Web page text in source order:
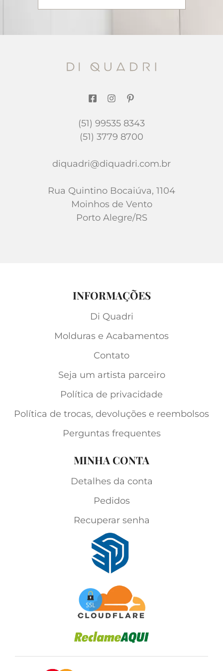
(51) 99535 8343
(51) 3779 8700
diquadri@diquadri.com.br
Rua Quintino Bocaiúva, 1104
Moinhos de Vento
Porto Alegre/RS
INFORMAÇÕES
Di Quadri
Molduras e Acabamentos
Contato
Seja um artista parceiro
Política de privacidade
Política de trocas, devoluções e reembolsos
Perguntas frequentes
MINHA CONTA
Detalhes da conta
Pedidos
Recuperar senha